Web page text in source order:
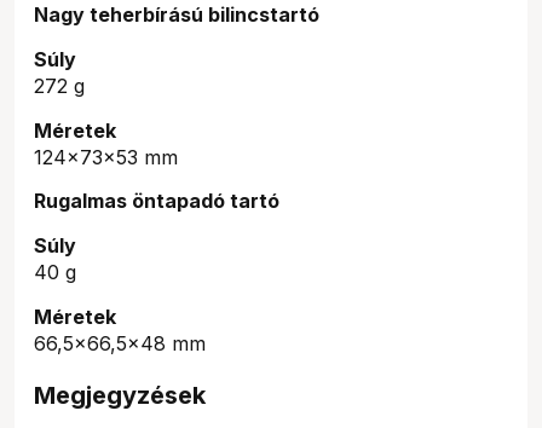
Nagy teherbírású bilincstartó
Súly
272 g
Méretek
124x73x53 mm
Rugalmas öntapadó tartó
Súly
40 g
Méretek
66,5x66,5x48 mm
Megjegyzések